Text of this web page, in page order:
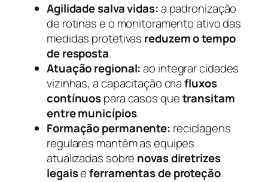
Agilidade salva vidas:a padronização
de rotinas e o monitoramento ativo das
medidas protetivas reduzem o tempo
de resposta.
Atuação regional:ao integrar cidades
vizinhas, a capacitação criafluxos
contínuospara casos quetransitam
entre municípios.
Formação permanente: reciclagens
regulares mantêm as equipes
atualizadas sobre novas diretrizes
legaiseferramentas de proteção.